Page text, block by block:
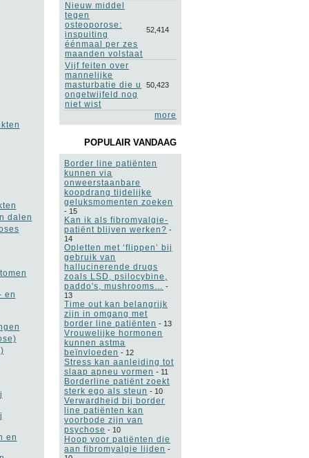
dalen
en
en
Nieuw middel
tegen
osteoporose:
inspuiting
éénmaal per zes
maanden volstaat
52,414
Vijf feiten over
mannelijke
masturbatie die u
ongetwijfeld nog
niet wist
50,423
more
POPULAIR VANDAAG
Border line patiënten
kunnen via
onweerstaanbare
koopdrang tijdelijke
geluksmomenten zoeken
- 15
Kan ik als fibromyalgie-
patiënt blijven werken? -
14
Opletten met ‘flippen’ bij
gebruik van
hallucinerende drugs
zoals LSD, psilocybine,
paddo's, mushrooms… -
13
Time out kan belangrijk
zijn in omgang met
border line patiënten - 13
Vrouwelijke hormonen
kunnen astma
beïnvloeden - 12
Stress kan aanleiding tot
slaap apneu vormen - 11
Borderline patiënt zoekt
sterk ego als steun - 10
Verwardheid bij border
line patiënten kan
voorbode zijn van
psychose - 10
Hoop voor patiënten die
aan fibromyalgie lijden -